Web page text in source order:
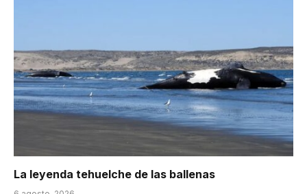
La leyenda tehuelche de las ballenas